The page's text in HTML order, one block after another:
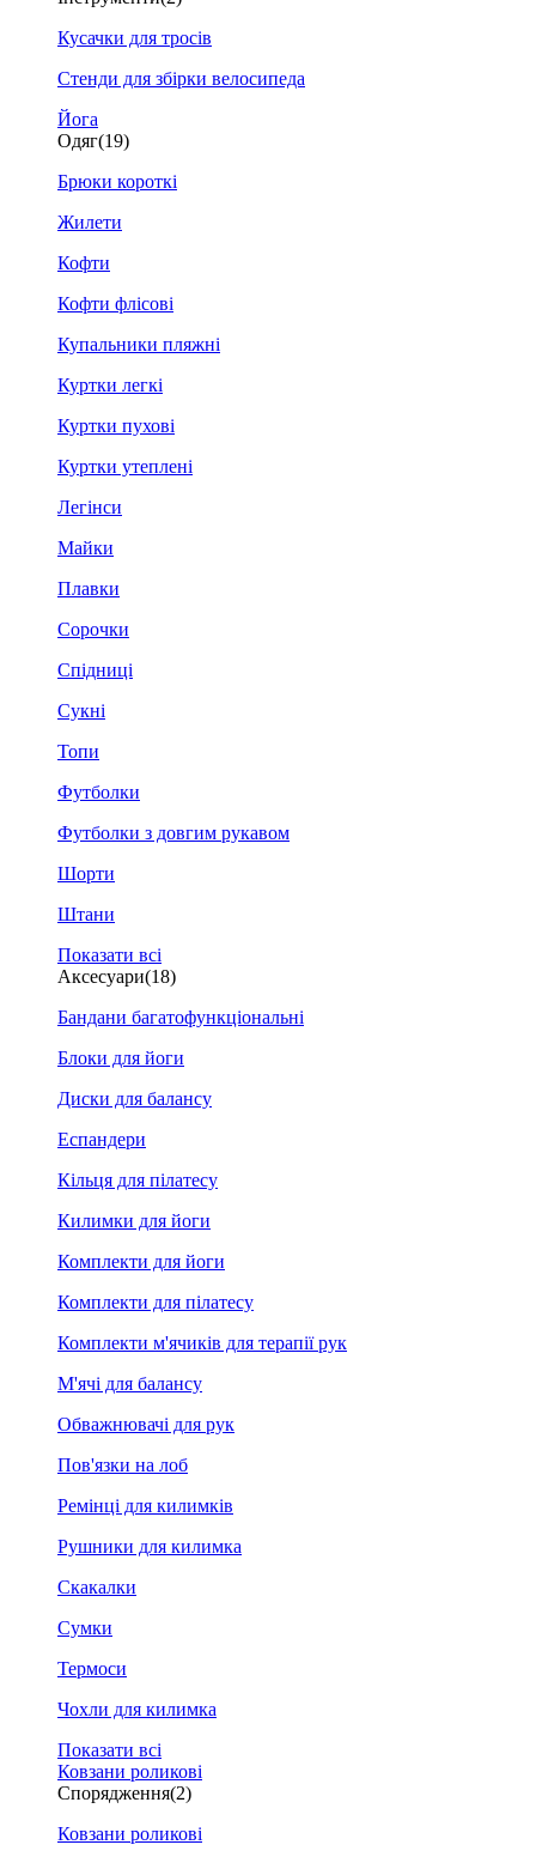
Кусачки для тросів
Стенди для збірки велосипеда
Йога
Одяг(19)
Брюки короткі
Жилети
Кофти
Кофти флісові
Купальники пляжні
Куртки легкі
Куртки пухові
Куртки утеплені
Легінси
Майки
Плавки
Сорочки
Спідниці
Сукні
Топи
Футболки
Футболки з довгим рукавом
Шорти
Штани
Показати всі
Аксесуари(18)
Бандани багатофункціональні
Блоки для йоги
Диски для балансу
Еспандери
Кільця для пілатесу
Килимки для йоги
Комплекти для йоги
Комплекти для пілатесу
Комплекти м'ячиків для терапії рук
М'ячі для балансу
Обважнювачі для рук
Пов'язки на лоб
Ремінці для килимків
Рушники для килимка
Скакалки
Сумки
Термоси
Чохли для килимка
Показати всі
Ковзани роликові
Спорядження(2)
Ковзани роликові